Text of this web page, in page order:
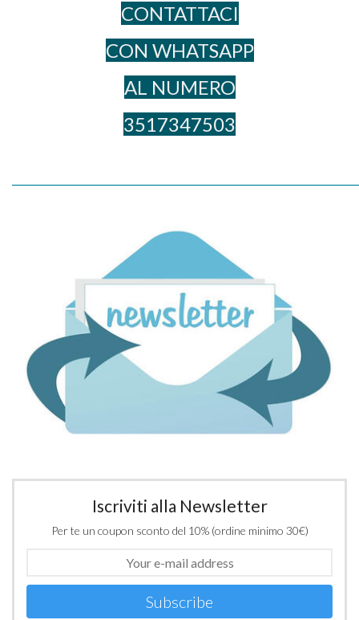
CONTATTACI
CON WHATSAPP
AL NUME​RO
3517347503
Iscriviti alla Newsletter
Per te un coupon sconto del 10% (ordine minimo 30€)
Subscribe